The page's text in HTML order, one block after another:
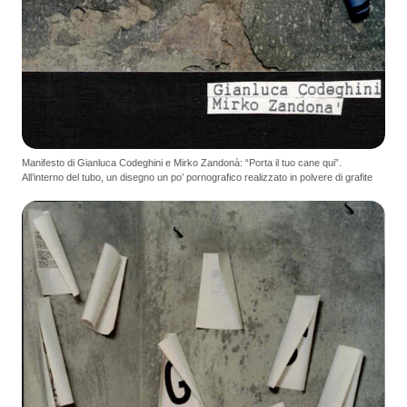
Manifesto di Gianluca Codeghini e Mirko Zandonà: “Porta il tuo cane qui”.
All’interno del tubo, un disegno un po’ pornografico realizzato in polvere di grafite